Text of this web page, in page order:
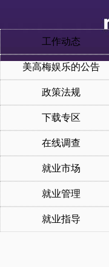
工作动态
美高梅娱乐的公告
政策法规
下载专区
在线调查
就业市场
就业管理
就业指导